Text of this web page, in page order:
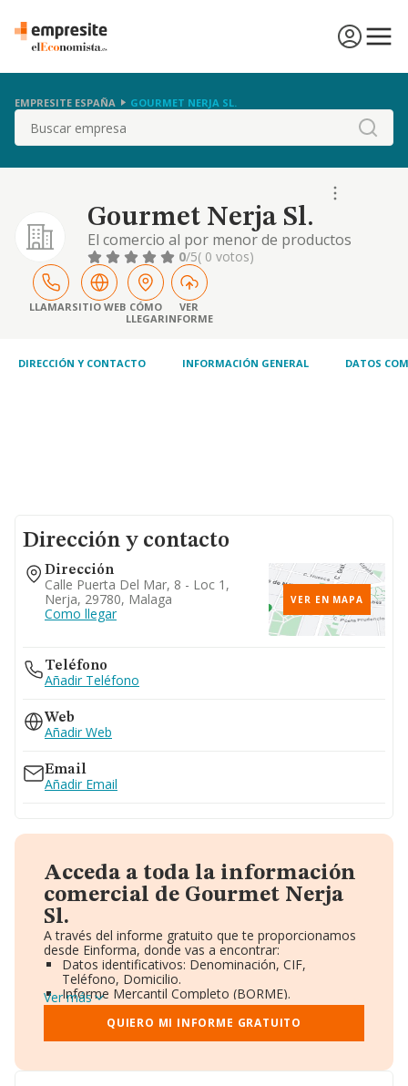
EMPRESITE ESPAÑA GOURMET NERJA SL.
Buscar
Gourmet Nerja Sl.
El comercio al por menor de productos
alimenticios, bebidas y tabaco en puestos de
venta y en mercadillos (cnae 4781); el
comercio al por menor de productos
cosméticos e higiénicos en establecimientos
especializados (cnae 4775); otro comercio al
especializados (cnae
0/5( 0 votos)
LLAMARSITIO WEB CÓMO
LLEGAR
VER
INFORME
DIRECCIÓN Y CONTACTO INFORMACIÓN GENERAL DATOS
Dirección y contacto
Dirección
Calle Puerta Del Mar, 8 - Loc 1,
Nerja, 29780, Malaga
Como llegar
VER EN MAPA
Teléfono
Añadir Teléfono
Web
Añadir Web
Email
Añadir Email
Acceda a toda la información
comercial de Gourmet Nerja
Sl.
A través del informe gratuito que te proporcionamos
desde Einforma, donde vas a encontrar:
Datos identificativos: Denominación, CIF,
Teléfono, Domicilio.
Informe Mercantil Completo (BORME).
Gráficos de Evolución Ventas y Empleados.
Consejo de Administración y Administradores.
Directivos y Ejecutivos.
Ver más
QUIERO MI INFORME GRATUITO